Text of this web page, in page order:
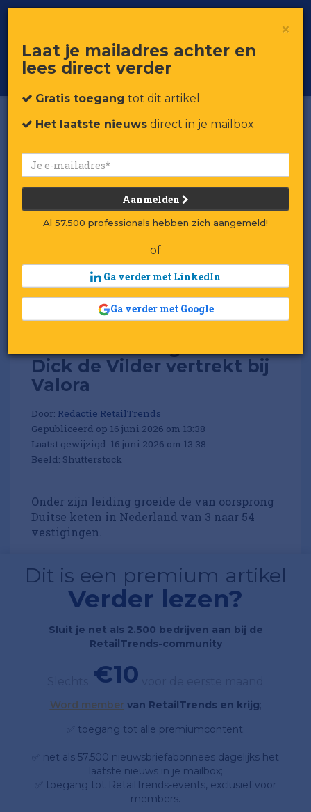
Voor professionals in retail & brands
Toggle
Dick de Vilder vertrekt bij
Valora
Door: Redactie RetailTrends
Gepubliceerd op 16 juni 2026 om 13:38
Laatst gewijzigd: 16 juni 2026 om 13:38
Beeld: Shutterstock
Onder zijn leiding groeide de van oorsprong
Duitse keten in Nederland van 3 naar 54
vestigingen.
Dit is een premium artikel
Verder lezen?
Sluit je net als 2.500 bedrijven aan bij de
RetailTrends-community
€10
Word member van RetailTrends en krijg;
✅ toegang tot alle premiumcontent;
✅ net als 57.500 nieuwsbriefabonnees dagelijks het
laatste nieuws in je mailbox;
✅ toegang tot RetailTrends-events, exclusief voor
members.
×
Laat je mailadres achter en
lees direct verder
Gratis toegang tot dit artikel
Het laatste nieuws direct in je mailbox
Aanmelden
Al 57.500 professionals hebben zich aangemeld!
of
Ga verder met LinkedIn
Ga verder met Google